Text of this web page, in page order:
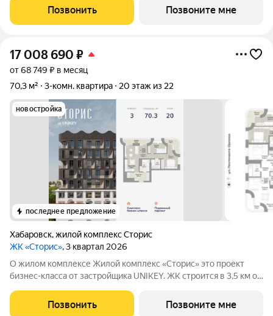
«Бизнес», «Детство» и «Интеллект». В проекте
предусмотрены общественные
Позвонить Позвоните мне
17 008 690 ₽
от 68 749 ₽ в месяц
70,3 м²
3-комн. квартира 20 этаж из 22
новостройка
последнее предложение
Хабаровск,жилой комплекс Сторис
ЖК «Сторис», 3 квартал 2026
О жилом комплексе Жилой комплекс «Сторис» это проект
бизнес-класса от застройщика UNIKEY. ЖК строится в 3,5 км от
«Бизнес», «Детство» и «Интеллект». В проекте
предусмотрены общественные
Позвонить Позвоните мне